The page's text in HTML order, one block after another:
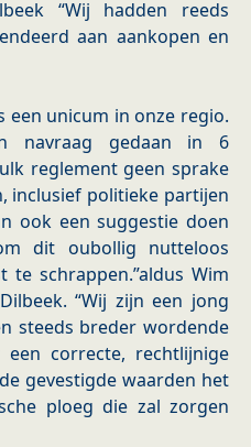
“Wij hadden reeds
aan aankopen en
een unicum in onze regio.
navraag gedaan in 6
reglement geen sprake
inclusief politieke partijen
ook een suggestie doen
dit oubollig nutteloos
schrappen.”aldus Wim
“Wij zijn een jong
steeds breder wordende
correcte, rechtlijnige
gevestigde waarden het
ploeg die zal zorgen